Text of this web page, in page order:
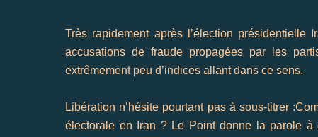
Très rapidement après l’élection
accusations de fraude propagées par les
extrêmement peu d’indices allant dans ce sens.
Libération n’hésite pourtant pas àsous-titrer
électorale en
Iran ? Le Point donne la parole à